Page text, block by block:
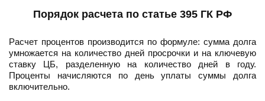
Порядок расчета по статье 395 ГК РФ
Расчет процентов производится по формуле: сумма долга
умножается на количество дней просрочки и на ключевую
ставку ЦБ, разделенную на количество дней в году.
Проценты начисляются по день уплаты суммы долга
включительно.